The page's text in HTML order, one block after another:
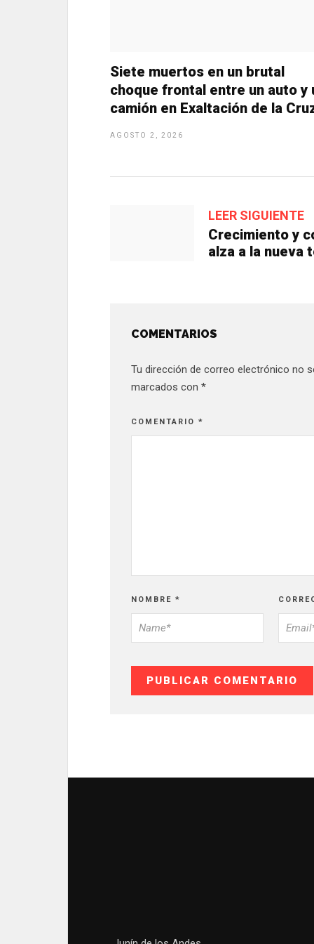
Siete muertos en un brutal
choque frontal entre un auto y
camión en Exaltación de la
AGOSTO 2, 2026
LEER SIGUIENTE
Crecimiento y
alza a la nueva
COMENTARIOS
Tu dirección de correo electrónico no
marcados con *
COMENTARIO *
NOMBRE *